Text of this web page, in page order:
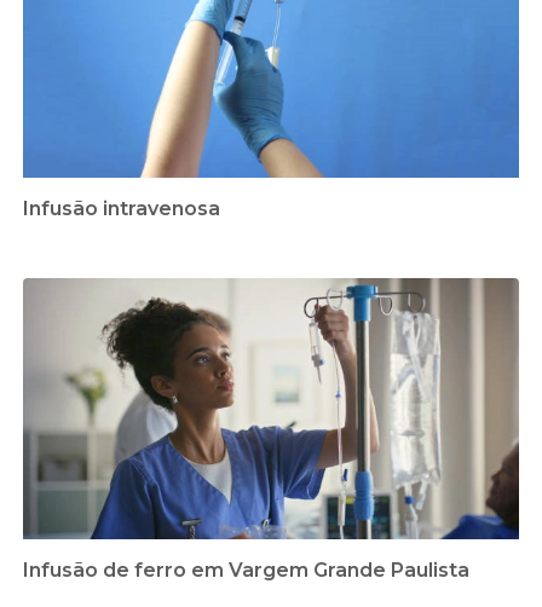
Infusão intravenosa
Infusão de ferro em Vargem Grande Paulista